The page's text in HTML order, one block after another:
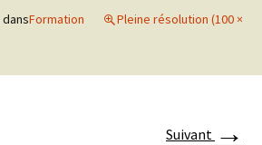
dansFormation
Pleine résolution (100 ×
Suivant →